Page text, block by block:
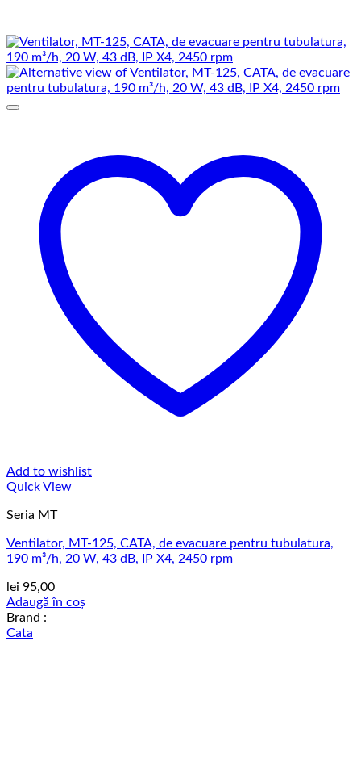
Add to wishlist
Quick View
Seria MT
Ventilator, MT-125, CATA, de evacuare pentru tubulatura,
190 m³/h, 20 W, 43 dB, IP X4, 2450 rpm
lei 95,00
Adaugă în coș
Brand :
Cata